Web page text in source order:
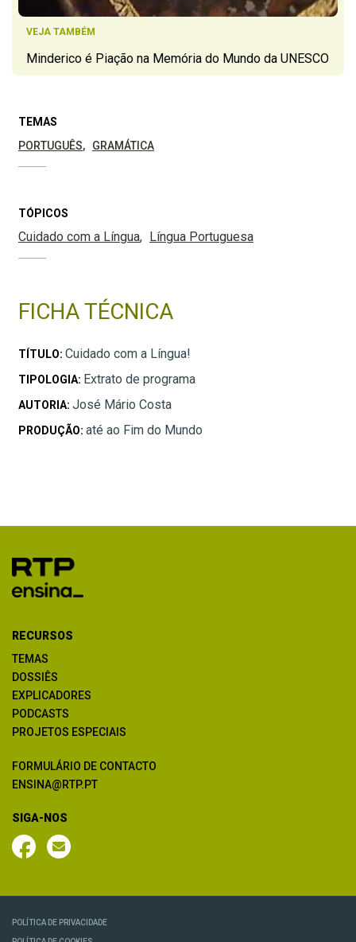
VEJA TAMBÉM
Minderico é Piação na Memória do Mundo da UNESCO
TEMAS
PORTUGUÊS
GRAMÁTICA
TÓPICOS
Cuidado com a Língua Língua Portuguesa
FICHA TÉCNICA
TÍTULO: Cuidado com a Língua!
TIPOLOGIA: Extrato de programa
AUTORIA: José Mário Costa
PRODUÇÃO: até ao Fim do Mundo
RECURSOS
TEMAS
DOSSIÊS
EXPLICADORES
PODCASTS
PROJETOS ESPECIAIS
FORMULÁRIO DE CONTACTO
ENSINA@RTP.PT
SIGA-NOS
POLÍTICA DE PRIVACIDADE